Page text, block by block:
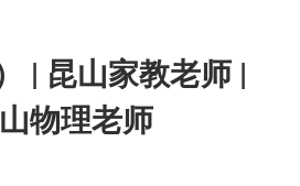
| 昆山家教老师 |
物理老师